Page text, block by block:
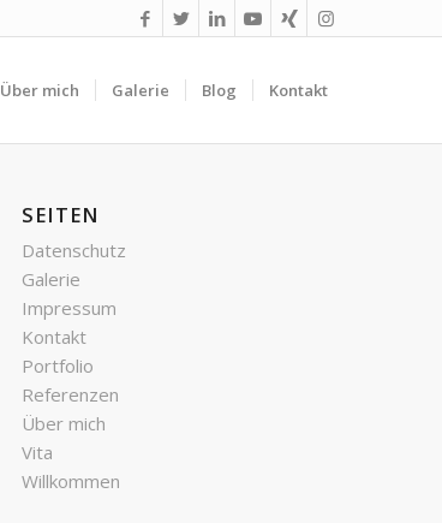
Über mich Galerie Blog Kontakt
SEITEN
Datenschutz
Galerie
Impressum
Kontakt
Portfolio
Referenzen
Über mich
Vita
Willkommen